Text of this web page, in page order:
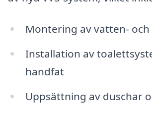
Montering av vatten-
Installation av
handfat
Uppsättning av duschar